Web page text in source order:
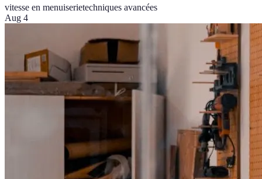
vitesse en menuiserietechniques avancées
Aug 4